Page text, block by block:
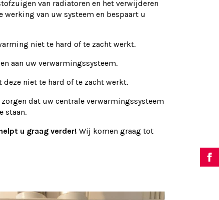
van radiatoren en het verwijderen
van uw systeem en bespaart u
niet te hard of te zacht werkt.
aan uw verwarmingssysteem.
niet te hard of te zacht werkt.
dat uw centrale verwarmingssysteem
staan.
u graag verder! Wij komen graag tot